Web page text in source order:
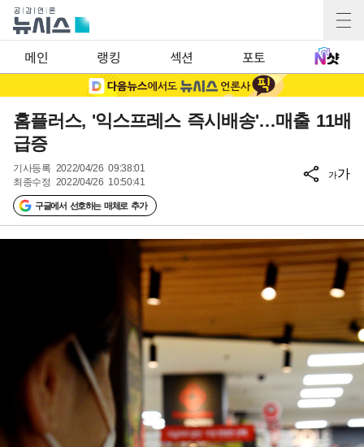
메인 랭킹 섹션 포토
홈플러스, '익스프레스 즉시배송'…매출 11배
급증
기사등록 2022/04/26 09:38:01
최종수정 2022/04/26 10:50:41
구글에서 선호하는 매체로 추가
가가